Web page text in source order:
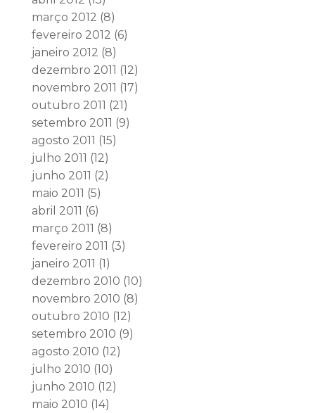
março 2012 (8)
fevereiro 2012 (6)
janeiro 2012 (8)
dezembro 2011 (12)
novembro 2011 (17)
outubro 2011 (21)
setembro 2011 (9)
agosto 2011 (15)
julho 2011 (12)
junho 2011 (2)
maio 2011 (5)
abril 2011 (6)
março 2011 (8)
fevereiro 2011 (3)
janeiro 2011 (1)
dezembro 2010 (10)
novembro 2010 (8)
outubro 2010 (12)
setembro 2010 (9)
agosto 2010 (12)
julho 2010 (10)
junho 2010 (12)
maio 2010 (14)